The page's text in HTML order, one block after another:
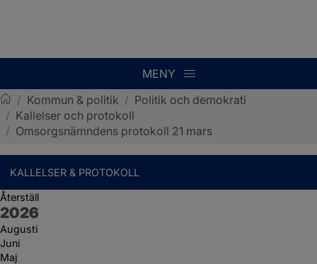
MENY
Sotenäs kommun
/ Kommun & politik / Politik och demokrati
/ Kallelser och protokoll
/ Omsorgsnämndens protokoll 21 mars
KALLELSER & PROTOKOLL
Återställ
År:
2026
Augusti
Juni
Maj